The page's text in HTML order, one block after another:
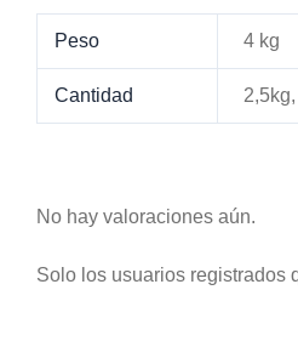
Peso 4 kg
Cantidad
No hay valoraciones aún.
Solo los usuarios registrados